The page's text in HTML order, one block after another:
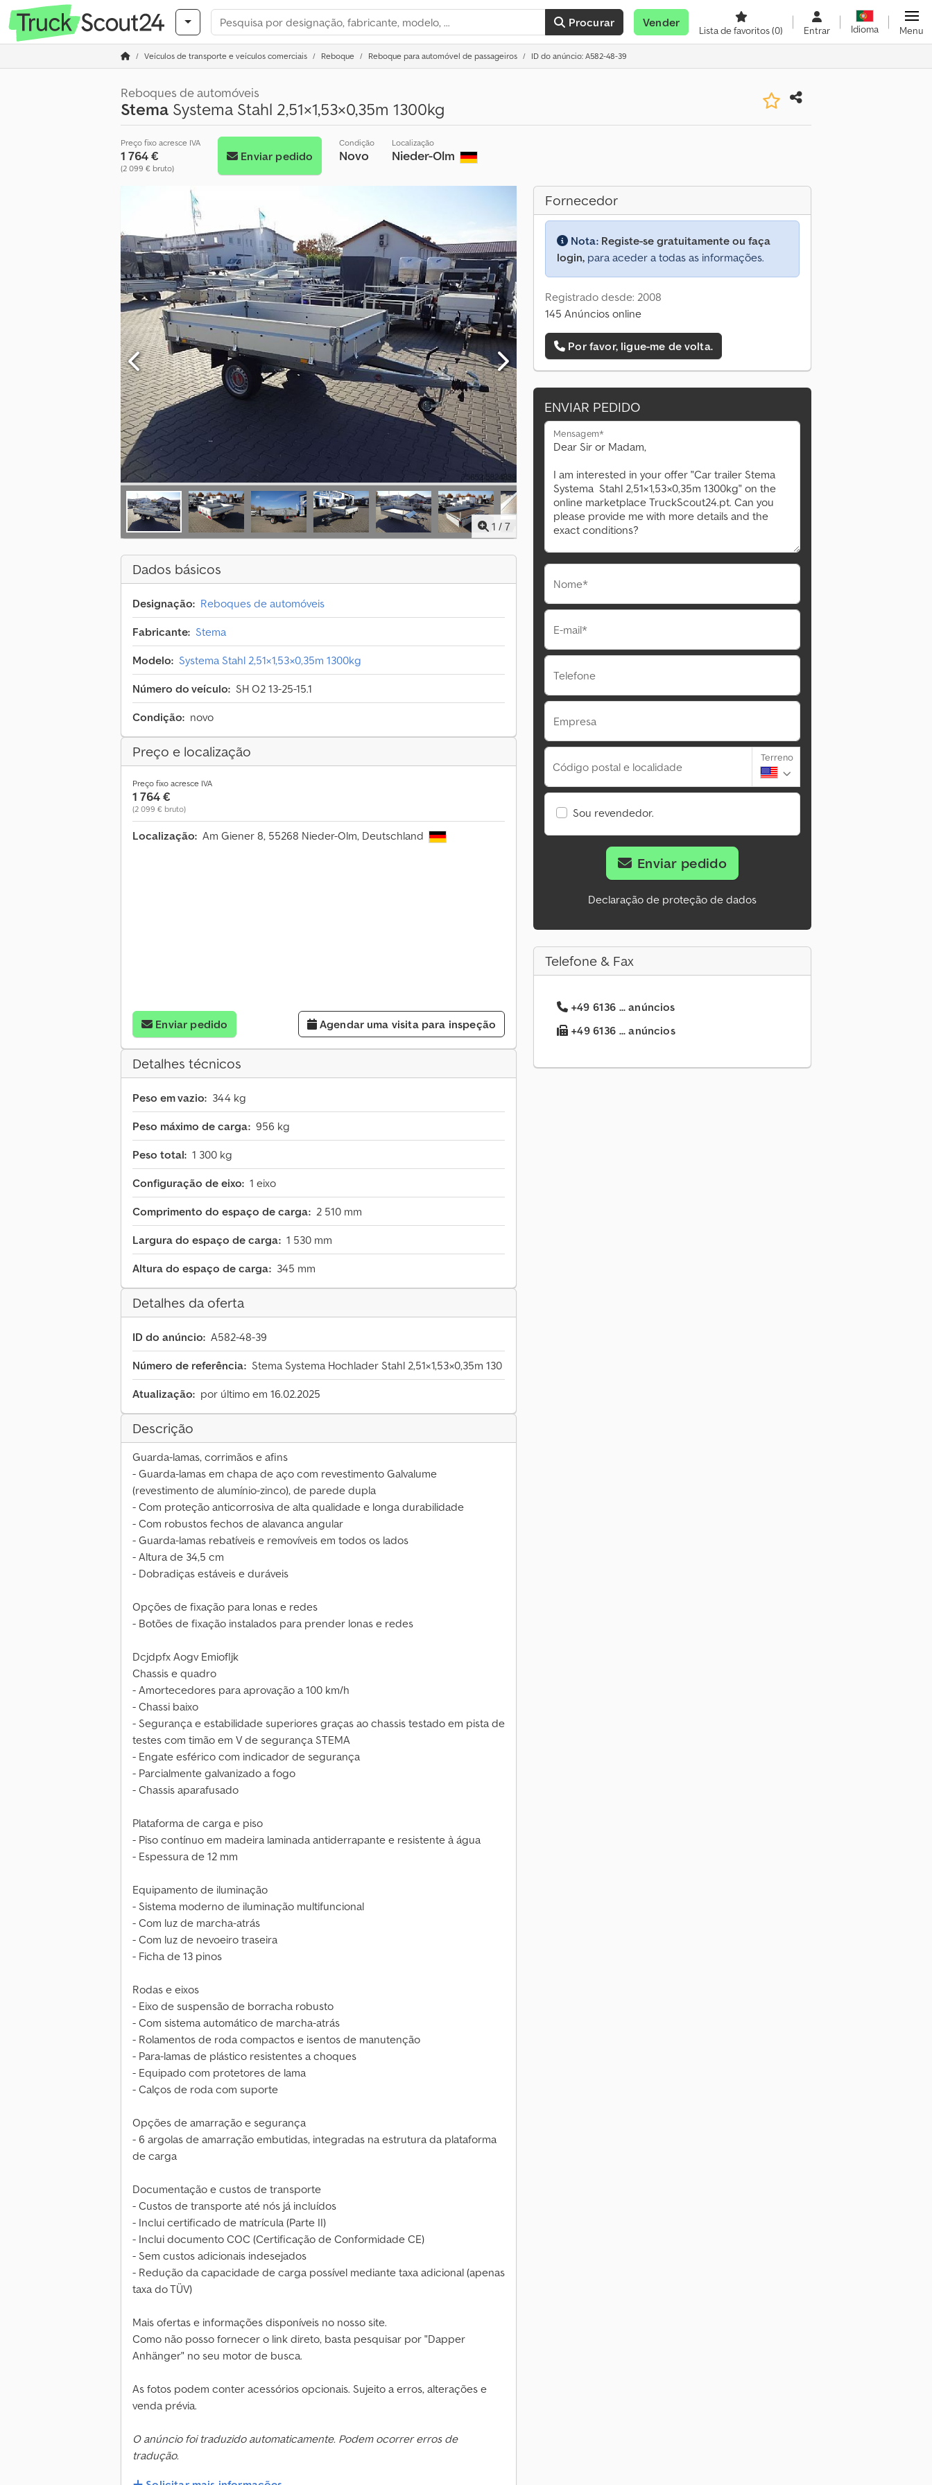
Procurar Vender
Lista de favoritos(0) Entrar Idioma Menu
Veículos de transporte e veículos comerciais Reboque Reboque para automóvel de passageiros ID do anúncio: A582-48-39
Reboques de automóveis
Stema Systema Stahl 2,51×1,53×0,35m 1300kg
Preço fixo acresce IVA
1 764 €
(2 099 € bruto)
Enviar pedido
Condição
Novo
Localização
Nieder-Olm
1 / 7
Dados básicos
Designação: Reboques de automóveis
Fabricante: Stema
Modelo: Systema Stahl 2,51×1,53×0,35m 1300kg
Número do veículo: SH O2 13-25-15.1
Condição: novo
Preço e localização
Preço fixo acresce IVA
1 764 €
(2 099 € bruto)
Localização: Am Giener 8, 55268 Nieder-Olm, Deutschland
Enviar pedido Agendar uma visita para inspeção
Detalhes técnicos
Peso em vazio: 344 kg
Peso máximo de carga: 956 kg
Peso total: 1 300 kg
Configuração de eixo: 1 eixo
Comprimento do espaço de carga: 2 510 mm
Largura do espaço de carga: 1 530 mm
Altura do espaço de carga: 345 mm
Detalhes da oferta
ID do anúncio: A582-48-39
Número de referência: Stema Systema Hochlader Stahl 2,51×1,53×0,35m 130
Atualização: por último em 16.02.2025
Descrição
Guarda-lamas, corrimãos e afins
- Guarda-lamas em chapa de aço com revestimento Galvalume
(revestimento de alumínio-zinco), de parede dupla
- Com proteção anticorrosiva de alta qualidade e longa durabilidade
- Com robustos fechos de alavanca angular
- Guarda-lamas rebatíveis e removíveis em todos os lados
- Altura de 34,5 cm
- Dobradiças estáveis e duráveis
Opções de fixação para lonas e redes
- Botões de fixação instalados para prender lonas e redes
Dcjdpfx Aogv Emiofljk
Chassis e quadro
- Amortecedores para aprovação a 100 km/h
- Chassi baixo
- Segurança e estabilidade superiores graças ao chassis testado em pista de
testes com timão em V de segurança STEMA
- Engate esférico com indicador de segurança
- Parcialmente galvanizado a fogo
- Chassis aparafusado
Plataforma de carga e piso
- Piso contínuo em madeira laminada antiderrapante e resistente à água
- Espessura de 12 mm
Equipamento de iluminação
- Sistema moderno de iluminação multifuncional
- Com luz de marcha-atrás
- Com luz de nevoeiro traseira
- Ficha de 13 pinos
Rodas e eixos
- Eixo de suspensão de borracha robusto
- Com sistema automático de marcha-atrás
- Rolamentos de roda compactos e isentos de manutenção
- Para-lamas de plástico resistentes a choques
- Equipado com protetores de lama
- Calços de roda com suporte
Opções de amarração e segurança
- 6 argolas de amarração embutidas, integradas na estrutura da plataforma
de carga
Documentação e custos de transporte
- Custos de transporte até nós já incluídos
- Inclui certificado de matrícula (Parte II)
- Inclui documento COC (Certificação de Conformidade CE)
- Sem custos adicionais indesejados
- Redução da capacidade de carga possível mediante taxa adicional (apenas
taxa do TÜV)
Mais ofertas e informações disponíveis no nosso site.
Como não posso fornecer o link direto, basta pesquisar por "Dapper
Anhänger" no seu motor de busca.
As fotos podem conter acessórios opcionais. Sujeito a erros, alterações e
venda prévia.
O anúncio foi traduzido automaticamente. Podem ocorrer erros de
tradução.
Fornecedor
Nota: Registe-se gratuitamente ou faça
login, para aceder a todas as informações.
Registrado desde: 2008
145 Anúncios online
Por favor, ligue-me de volta.
ENVIAR PEDIDO
Mensagem*
Nome*
E-mail*
Telefone
Empresa
Código postal e localidade
Terreno
Sou revendedor.
Enviar pedido
Declaração de proteção de dados
Telefone & Fax
+49 6136 ... anúncios
+49 6136 ... anúncios